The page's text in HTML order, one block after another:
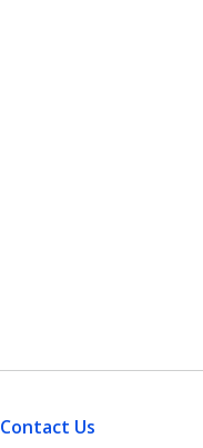
Contact Us